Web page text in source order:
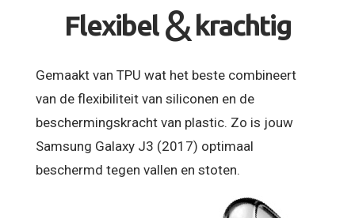
Flexibel &krachtig
Gemaakt van TPU wat het beste combineert
van de flexibiliteit van siliconen en de
beschermingskracht van plastic. Zo is jouw
Samsung Galaxy J3 (2017) optimaal
beschermd tegen vallen en stoten.